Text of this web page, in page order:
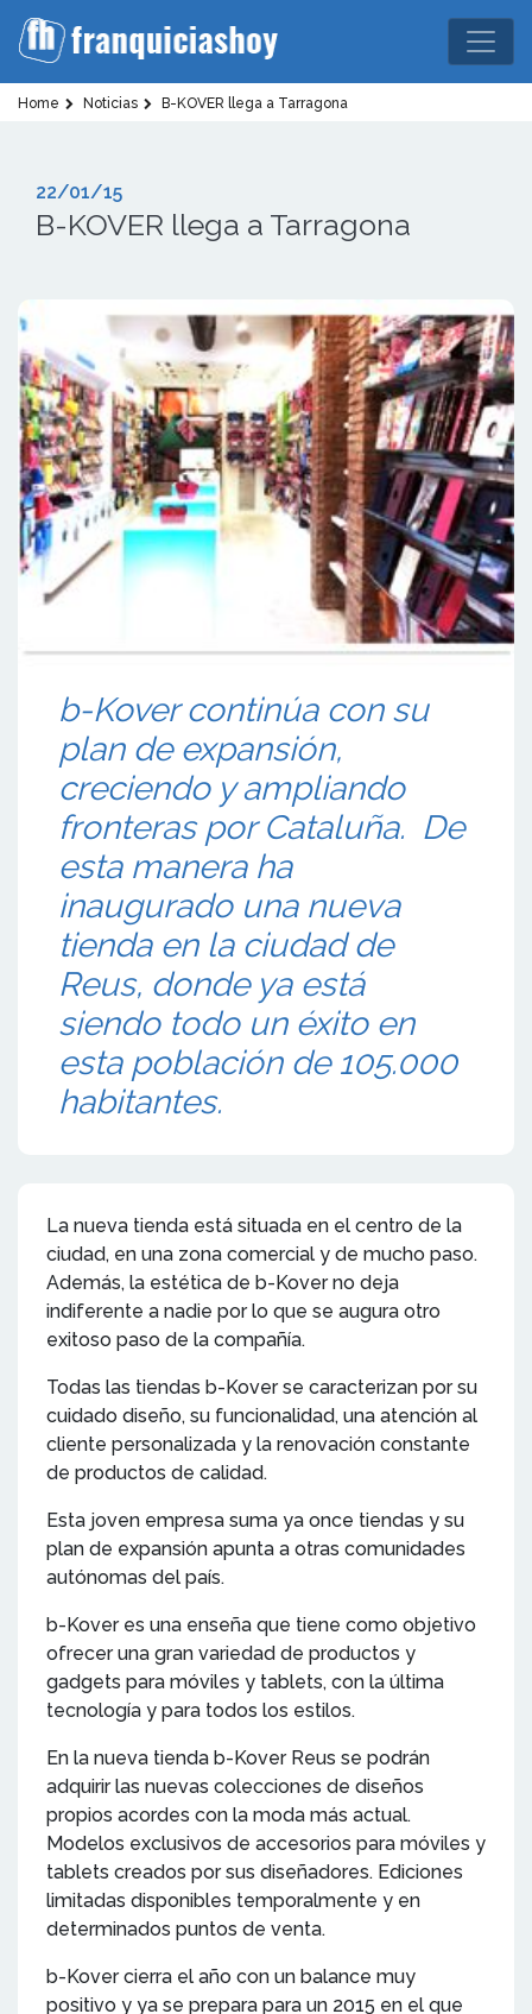
Home Noticias B-KOVER llega a Tarragona
22/01/15
B-KOVER llega a Tarragona
b-Kover continúa con su
plan de expansión,
creciendo y ampliando
fronteras por Cataluña. De
esta manera ha
inaugurado una nueva
tienda en la ciudad de
Reus, donde ya está
siendo todo un éxito en
esta población de 105.000
habitantes.
La nueva tienda está situada en el centro de la
ciudad, en una zona comercial y de mucho paso.
Además, la estética de b-Kover no deja
indiferente a nadie por lo que se augura otro
exitoso paso de la compañía.
Todas las tiendas b-Kover se caracterizan por su
cuidado diseño, su funcionalidad, una atención al
cliente personalizada y la renovación constante
de productos de calidad.
Esta joven empresa suma ya once tiendas y su
plan de expansión apunta a otras comunidades
autónomas del país.
b-Kover es una enseña que tiene como objetivo
ofrecer una gran variedad de productos y
gadgets para móviles y tablets, con la última
tecnología y para todos los estilos.
En la nueva tienda b-Kover Reus se podrán
adquirir las nuevas colecciones de diseños
propios acordes con la moda más actual.
Modelos exclusivos de accesorios para móviles y
tablets creados por sus diseñadores. Ediciones
limitadas disponibles temporalmente y en
determinados puntos de venta.
b-Kover cierra el año con un balance muy
positivo y ya se prepara para un 2015 en el que